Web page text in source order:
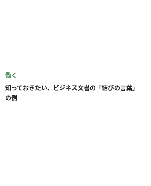
働く
知っておきたい、ビジネス文書の「結びの言葉」
の例